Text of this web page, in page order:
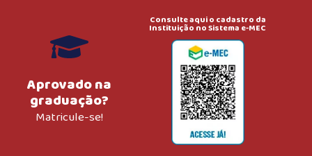
Aprovado na
graduação?
Matricule-se!
Consulte aqui o cadastro da
Instituição no Sistema e-MEC